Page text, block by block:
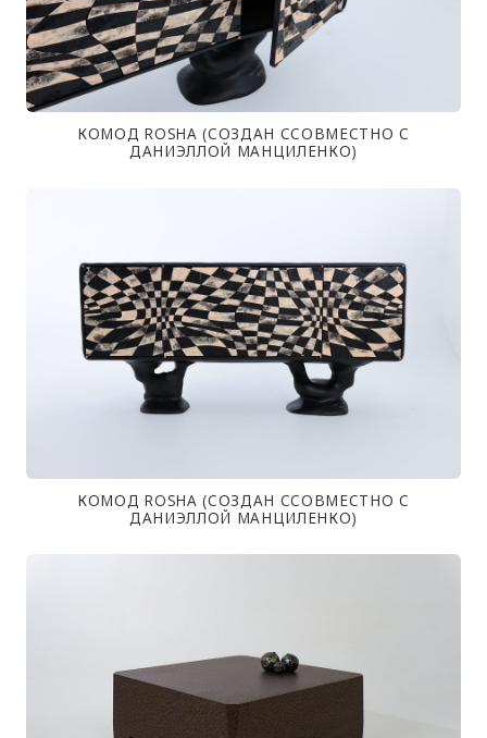
КОМОД ROSHA (СОЗДАН ССОВМЕСТНО С
ДАНИЭЛЛОЙ МАНЦИЛЕНКО)
КОМОД ROSHA (СОЗДАН ССОВМЕСТНО С
ДАНИЭЛЛОЙ МАНЦИЛЕНКО)